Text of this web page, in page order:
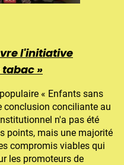
l'initiative
»
« Enfants sans
conclusion conciliante au
n'a pas été
points, mais une majorité
compromis viables qui
les promoteurs de